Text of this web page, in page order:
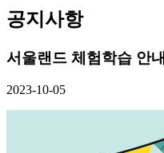
공지사항
서울랜드 체험학습 안내
2023-10-05